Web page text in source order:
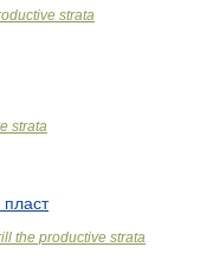
strata
strata
пласт
the productive strata